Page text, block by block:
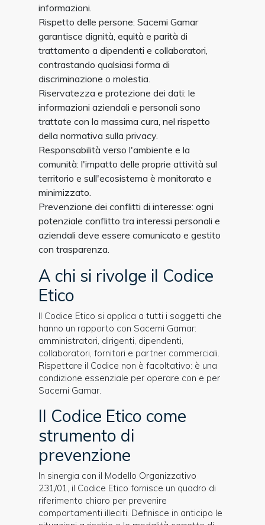
informazioni.
Rispetto delle persone: Sacemi Gamar
garantisce dignità, equità e parità di
trattamento a dipendenti e collaboratori,
contrastando qualsiasi forma di
discriminazione o molestia.
Riservatezza e protezione dei dati: le
informazioni aziendali e personali sono
trattate con la massima cura, nel rispetto
della normativa sulla privacy.
Responsabilità verso l'ambiente e la
comunità: l'impatto delle proprie attività sul
territorio e sull'ecosistema è monitorato e
minimizzato.
Prevenzione dei conflitti di interesse: ogni
potenziale conflitto tra interessi personali e
aziendali deve essere comunicato e gestito
con trasparenza.
A chi si rivolge il Codice
Etico
Il Codice Etico si applica a tutti i soggetti che
hanno un rapporto con Sacemi Gamar:
amministratori, dirigenti, dipendenti,
collaboratori, fornitori e partner commerciali.
Rispettare il Codice non è facoltativo: è una
condizione essenziale per operare con e per
Sacemi Gamar.
Il Codice Etico come
strumento di
prevenzione
In sinergia con il Modello Organizzativo
231/01, il Codice Etico fornisce un quadro di
riferimento chiaro per prevenire
comportamenti illeciti. Definisce in anticipo le